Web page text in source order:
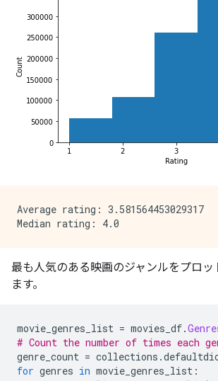
Average rating: 3.581564453029317
最も人気のある映画のジャンルをプロッ
ます。
movie_genres_list = movies_df.
# Count the number of times each
genre_count = collections .
for genres in movie_genres_list :